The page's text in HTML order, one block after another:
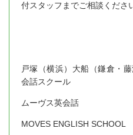
付スタッフまでご相談くださ
戸塚（横浜）大船（鎌倉・
会話スクール
ムーヴス英会話
MOVES ENGLISH SCHOOL